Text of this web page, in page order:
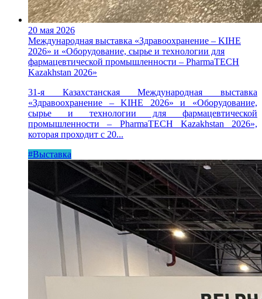
20 мая 2026
Международная выставка «Здравоохранение – KIHE
2026» и «Оборудование, сырье и технологии для
фармацевтической промышленности – PharmaTECH
Kazakhstan 2026»
31-я Казахстанская Международная выставка
«Здравоохранение – KIHE 2026» и «Оборудование,
сырье и технологии для фармацевтической
промышленности – PharmaTECH Kazakhstan 2026»,
которая проходит с 20...
#Выставка